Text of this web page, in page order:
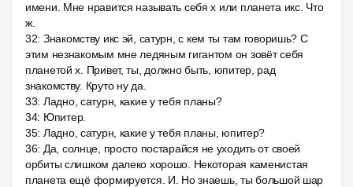
имени. Мне нравится называть себя x или планета икс. Что
ж.
32: Знакомству икс эй, сатурн, с кем ты там говоришь? С
этим незнакомым мне ледяным гигантом он зовёт себя
планетой x. Привет, ты, должно быть, юпитер, рад
знакомству. Круто ну да.
33: Ладно, сатурн, какие у тебя планы?
34: Юпитер.
35: Ладно, сатурн, какие у тебя планы, юпитер?
36: Да, солнце, просто постарайся не уходить от своей
орбиты слишком далеко хорошо. Некоторая каменистая
планета ещё формируется. И. Но знаешь, ты большой шар